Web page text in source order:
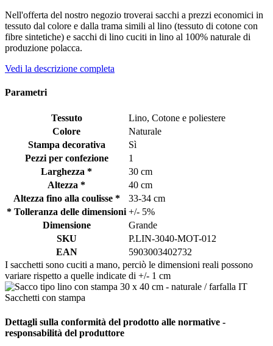
Nell'offerta del nostro negozio troverai sacchi a prezzi economici in
tessuto dal colore e dalla trama simili al lino (tessuto di cotone con
fibre sintetiche) e sacchi di lino cuciti in lino al 100% naturale di
produzione polacca.
Vedi la descrizione completa
Parametri
Tessuto
Lino, Cotone e poliestere
Colore
Naturale
Stampa decorativa
Sì
Pezzi per confezione
1
Larghezza *
30 cm
Altezza *
40 cm
Altezza fino alla coulisse *
33-34 cm
* Tolleranza delle dimensioni +/- 5%
Dimensione
Grande
SKU
P.LIN-3040-MOT-012
EAN
5903003402732
I sacchetti sono cuciti a mano, perciò le dimensioni reali possono
variare rispetto a quelle indicate di +/- 1 cm
Dettagli sulla conformità del prodotto alle normative -
responsabilità del produttore